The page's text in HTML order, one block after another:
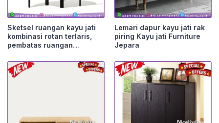
Sketsel ruangan kayu jati
kombinasi rotan terlaris,
pembatas ruangan
Lemari dapur kayu jati rak
piring Kayu jati Furniture
Jepara